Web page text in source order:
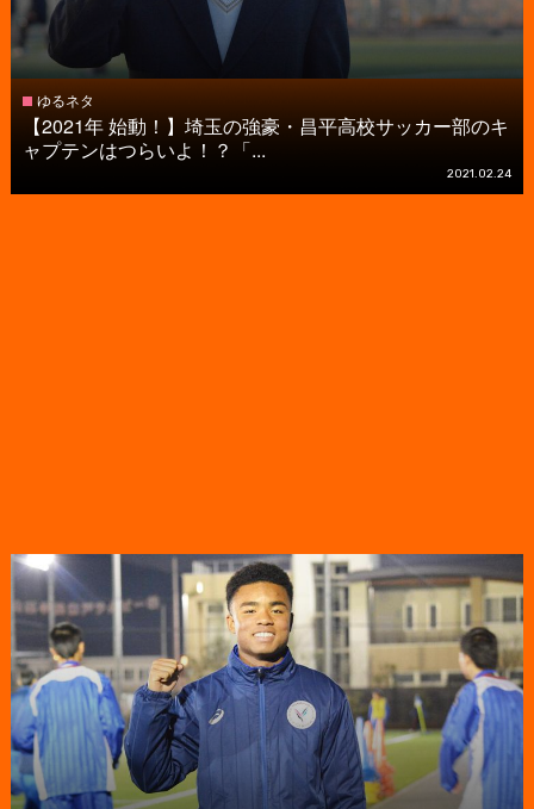
ゆるネタ
【2021年 始動！】埼玉の強豪・昌平高校サッカー部のキ
ャプテンはつらいよ！？「...
2021.02.24